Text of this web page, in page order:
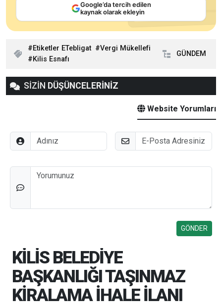
Google’da tercih edilen
kaynak olarak ekleyin
Etiketler ETebligat
Vergi Mükellefi
Kilis Esnafı
GÜNDEM
SİZİN DÜŞÜNCELERİNİZ
Website Yorumları
Adınız E-Posta
Düşünceleriniz
KİLİS BELEDİYE
BAŞKANLIĞI TAŞINMAZ
KİRALAMA İHALE İLANI